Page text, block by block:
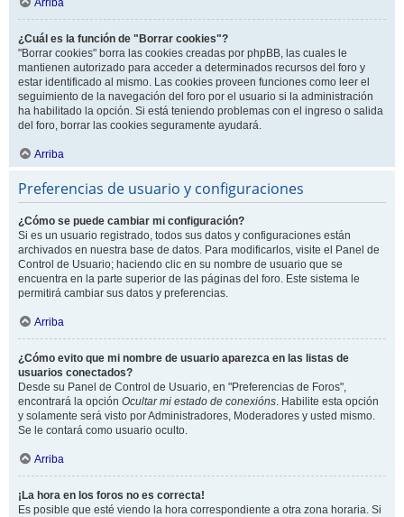
Arriba
¿Cuál es la función de "Borrar cookies"?
"Borrar cookies" borra las cookies creadas por phpBB, las cuales le
mantienen autorizado para acceder a determinados recursos del foro y
estar identificado al mismo. Las cookies proveen funciones como leer el
seguimiento de la navegación del foro por el usuario si la administración
ha habilitado la opción. Si está teniendo problemas con el ingreso o salida
del foro, borrar las cookies seguramente ayudará.
Arriba
Preferencias de usuario y configuraciones
¿Cómo se puede cambiar mi configuración?
Si es un usuario registrado, todos sus datos y configuraciones están
archivados en nuestra base de datos. Para modificarlos, visite el Panel de
Control de Usuario; haciendo clic en su nombre de usuario que se
encuentra en la parte superior de las páginas del foro. Este sistema le
permitirá cambiar sus datos y preferencias.
Arriba
¿Cómo evito que mi nombre de usuario aparezca en las listas de
usuarios conectados?
Desde su Panel de Control de Usuario, en "Preferencias de Foros",
encontrará la opción Ocultar mi estado de conexións. Habilite esta opción
y solamente será visto por Administradores, Moderadores y usted mismo.
Se le contará como usuario oculto.
Arriba
¡La hora en los foros no es correcta!
Es posible que esté viendo la hora correspondiente a otra zona horaria. Si